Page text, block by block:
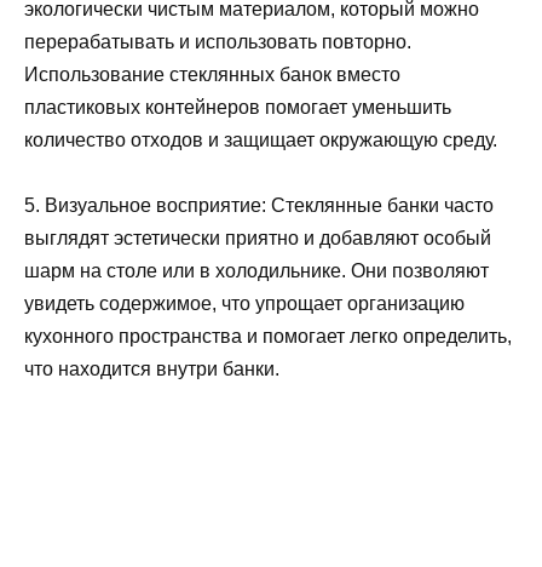
экологически чистым материалом, который можно
перерабатывать и использовать повторно.
Использование стеклянных банок вместо
пластиковых контейнеров помогает уменьшить
количество отходов и защищает окружающую среду.
5. Визуальное восприятие: Стеклянные банки часто
выглядят эстетически приятно и добавляют особый
шарм на столе или в холодильнике. Они позволяют
увидеть содержимое, что упрощает организацию
кухонного пространства и помогает легко определить,
что находится внутри банки.